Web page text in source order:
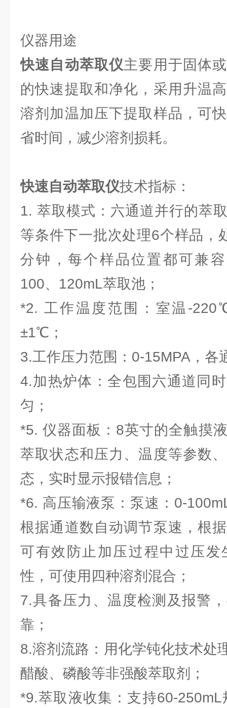
仪器用途
快速自动萃取仪主要用于固体
的快速提取和净化，采用升温
溶剂加温加压下提取样品，可
省时间，减少溶剂损耗。
快速自动萃取仪技术指标：
1. 萃取模式：六通道并行的萃
等条件下一批次处理6个样品，
分钟，每个样品位置都可兼
100、120mL萃取池；
*2. 工作温度范围：室温-
±1℃；
3.工作压力范围：0-15MPA，各
4.加热炉体：全包围六通道同
匀；
*5. 仪器面板：8英寸的全触摸
萃取状态和压力、温度等参数
态，实时显示报错信息；
*6. 高压输液泵：泵速：0-
根据通道数自动调节泵速，根
可有效防止加压过程中过压发
性，可使用四种溶剂混合；
7.具备压力、温度检测及报警
靠；
8.溶剂流路：用化学钝化技术处
醋酸、磷酸等非强酸萃取剂；
*9.萃取液收集：支持60-